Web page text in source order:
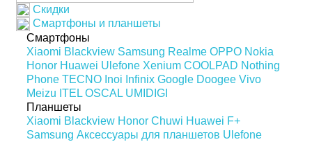
Скидки
Смартфоны и планшеты
Смартфоны
Xiaomi Blackview Samsung Realme OPPO Nokia
Honor Huawei Ulefone Xenium COOLPAD Nothing
Phone TECNO Inoi Infinix Google Doogee Vivo
Meizu ITEL OSCAL UMIDIGI
Планшеты
Xiaomi Blackview Honor Chuwi Huawei F+
Samsung Аксессуары для планшетов Ulefone